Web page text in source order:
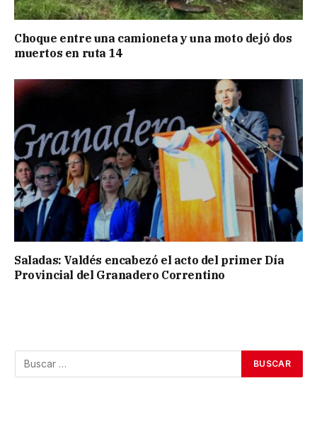
Choque entre una camioneta y una moto dejó dos
muertos en ruta 14
Saladas: Valdés encabezó el acto del primer Día
Provincial del Granadero Correntino